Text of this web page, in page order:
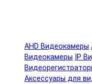
AHD Видеокамеры
Видеокамеры IP
Аксессуары для